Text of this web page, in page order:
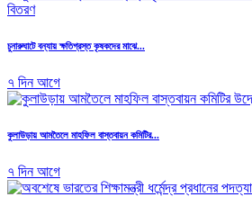
চুনারুঘাটে বন্যায় ক্ষতিগ্রস্ত কৃষকদের মাঝে...
৭ দিন আগে
কুলাউড়ায় আমতৈলে মাহফিল বাস্তবায়ন কমিটির...
৭ দিন আগে